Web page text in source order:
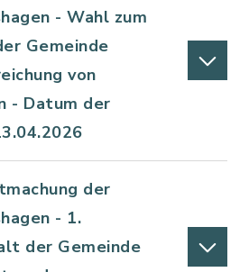
- Wahl zum
Gemeinde
von
- Datum der
der
- 1.
der Gemeinde